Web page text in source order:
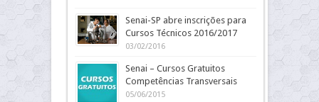
Senai-SP abre inscrições para
Cursos Técnicos 2016/2017
03/02/2016
Senai – Cursos Gratuitos
Competências Transversais
05/06/2015